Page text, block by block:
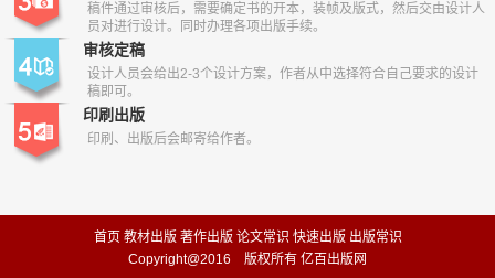
稿件通过审核后，需要确定书的开本，装帧及版式，然后交由设计人
员对进行设计。同时办理各项出版手续。
审核定稿
设计人员会给出2-3个设计方案，作者从中选择符合自己要求的设计
稿即可。
印刷出版
印刷、出版后会邮寄给作者。
首页 教材出版 著作出版 论文常识 快速出版 出版常识
Copyright@2016 版权所有 亿百出版网